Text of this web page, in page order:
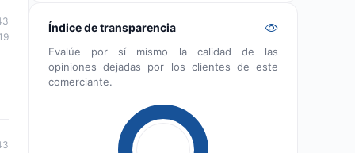
Índice de transparencia
Evalúe por sí mismo la calidad de las
opiniones dejadas por los clientes de este
comerciante.